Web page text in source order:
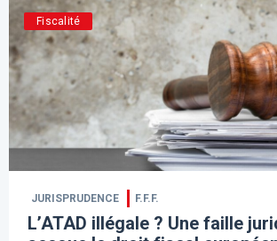
Fiscalité
JURISPRUDENCE F.F.F.
L’ATAD illégale ? Une faille